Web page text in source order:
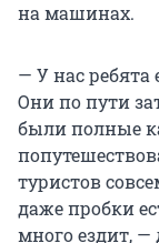
на машинах.
— У нас ребята
Они по пути
были полные
туристов
даже пробки
много ездит, —